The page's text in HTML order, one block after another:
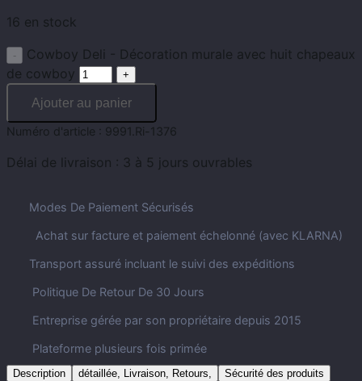
16 en stock
Cowboy Deli - Décoration murale avec huit chapeaux
de cowboy
Ajouter au panier
Numéro d'article : 9991.Ri-1376
Délai de livraison : 3 à 5 jours ouvrables
Modes De Paiement Sécurisés
Achat sur facture et paiement échelonné (avec KLARNA)
Transport assuré incluant le suivi des expéditions
Politique De Retour De 30 Jours
Entreprise gérée par son propriétaire depuis 2015
Plateforme plusieurs fois primée
Description détaillée, Livraison, Retours,
Sécurité des produits